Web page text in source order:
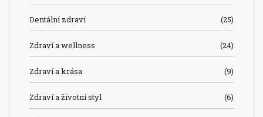
Dentální zdraví (25)
Zdraví a wellness (24)
Zdraví a krása (9)
Zdraví a životní styl (6)